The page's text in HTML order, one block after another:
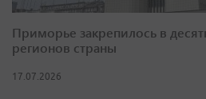
Приморье закрепилось в
регионов страны
17.07.2026